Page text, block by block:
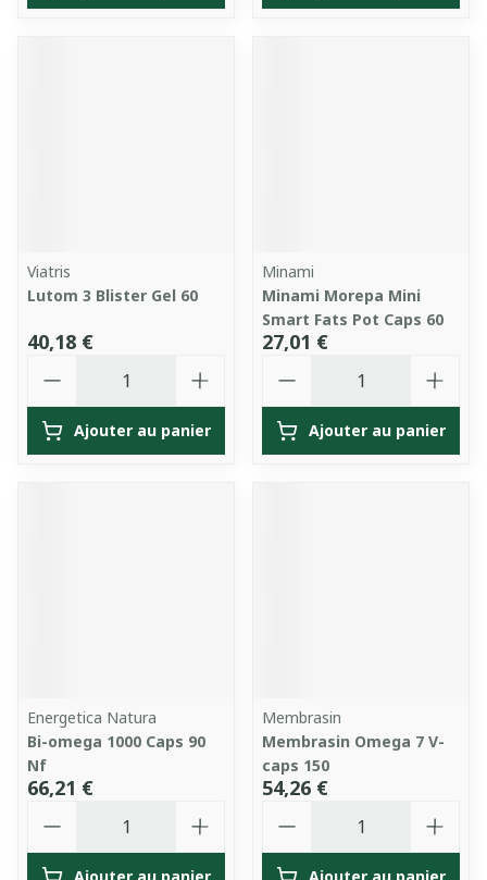
Viatris
Lutom 3 Blister Gel 60
40,18 €
Ajouter au panier
Minami
Minami Morepa Mini
Smart Fats Pot Caps 60
27,01 €
Ajouter au panier
Energetica Natura
Bi-omega 1000 Caps 90
Nf
66,21 €
Membrasin
Membrasin Omega 7 V-
caps 150
54,26 €